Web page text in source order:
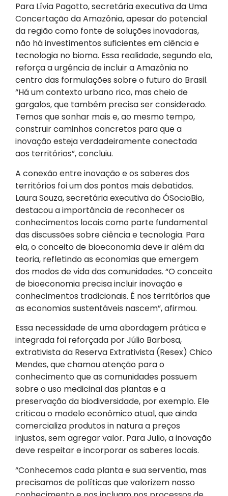
Para Lívia Pagotto, secretária executiva da Uma
Concertação da Amazônia, apesar do potencial
da região como fonte de soluções inovadoras,
não há investimentos suficientes em ciência e
tecnologia no bioma. Essa realidade, segundo ela,
reforça a urgência de incluir a Amazônia no
centro das formulações sobre o futuro do Brasil.
“Há um contexto urbano rico, mas cheio de
gargalos, que também precisa ser considerado.
Temos que sonhar mais e, ao mesmo tempo,
construir caminhos concretos para que a
inovação esteja verdadeiramente conectada
aos territórios”, concluiu.
A conexão entre inovação e os saberes dos
territórios foi um dos pontos mais debatidos.
Laura Souza, secretária executiva do ÓSocioBio,
destacou a importância de reconhecer os
conhecimentos locais como parte fundamental
das discussões sobre ciência e tecnologia. Para
ela, o conceito de bioeconomia deve ir além da
teoria, refletindo as economias que emergem
dos modos de vida das comunidades. “O conceito
de bioeconomia precisa incluir inovação e
conhecimentos tradicionais. É nos territórios que
as economias sustentáveis nascem”, afirmou.
Essa necessidade de uma abordagem prática e
integrada foi reforçada por Júlio Barbosa,
extrativista da Reserva Extrativista (Resex) Chico
Mendes, que chamou atenção para o
conhecimento que as comunidades possuem
sobre o uso medicinal das plantas e a
preservação da biodiversidade, por exemplo. Ele
criticou o modelo econômico atual, que ainda
comercializa produtos in natura a preços
injustos, sem agregar valor. Para Julio, a inovação
deve respeitar e incorporar os saberes locais.
“Conhecemos cada planta e sua serventia, mas
precisamos de políticas que valorizem nosso